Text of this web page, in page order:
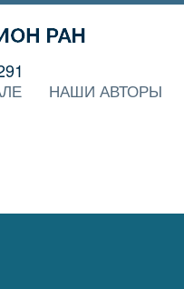
НАШИ АВТОРЫ